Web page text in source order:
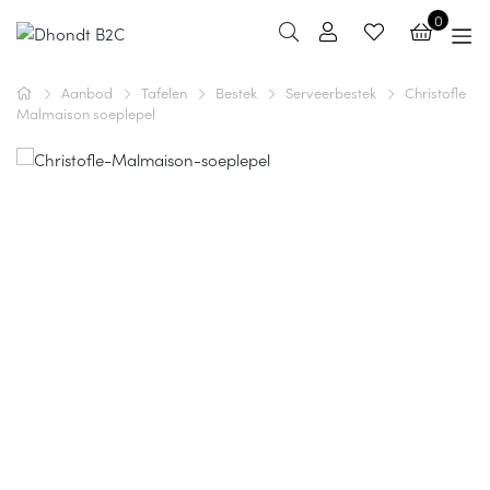
0
Aanbod Tafelen Bestek Serveerbestek
Christofle
Malmaison soeplepel